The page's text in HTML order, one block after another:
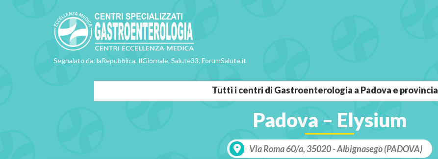
Segnalato da: laRepubblica, IlGiornale, Salute33, ForumSalute.it
Tutti i centri di Gastroenterologia a Padova e provincia
Padova – Elysium
Via Roma 60/a, 35020 - Albignasego (PADOVA)